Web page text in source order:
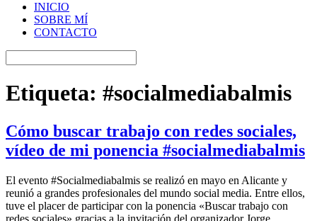
INICIO
SOBRE MÍ
CONTACTO
Etiqueta: #socialmediabalmis
Cómo buscar trabajo con redes sociales,
vídeo de mi ponencia #socialmediabalmis
El evento #Socialmediabalmis se realizó en mayo en Alicante y
reunió a grandes profesionales del mundo social media. Entre ellos,
tuve el placer de participar con la ponencia «Buscar trabajo con
redes sociales» gracias a la invitación del organizador Jorge